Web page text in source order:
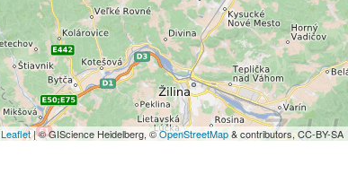
Leaflet| © GIScience Heidelberg, ©OpenStreetMap& contributors, CC-BY-SA